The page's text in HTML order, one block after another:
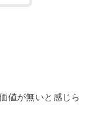
値が無いと感じら